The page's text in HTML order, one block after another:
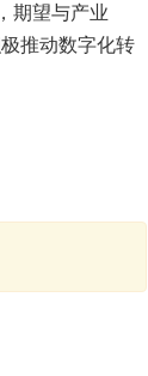
期望与产业
推动数字化转